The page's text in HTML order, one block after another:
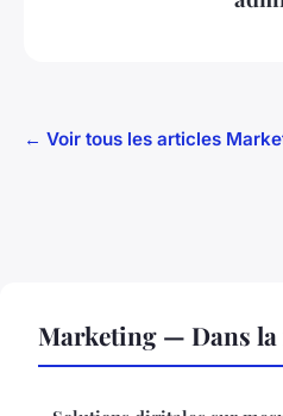
← Voir tous les articles
Marketing — Dans